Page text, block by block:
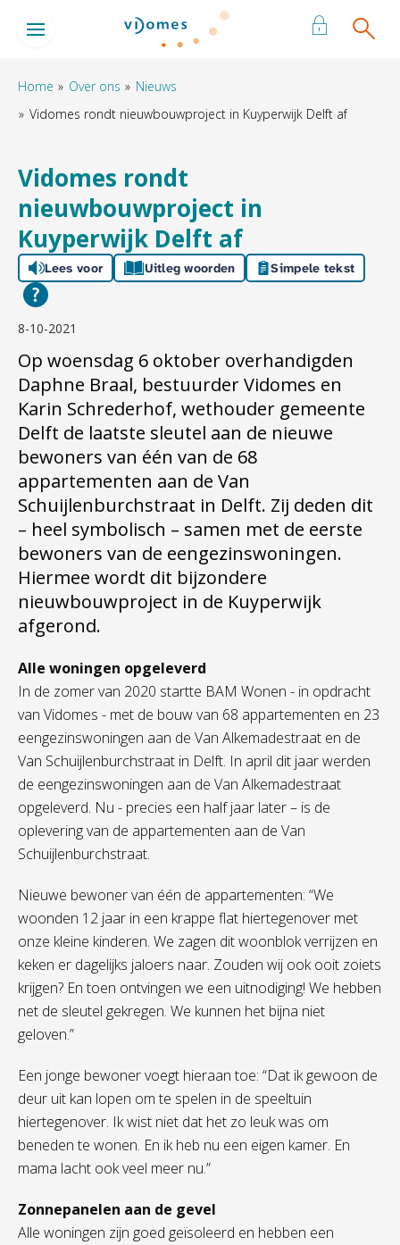
Naar de homepage
Ga naar Hoofd
Home Over ons
Nieuws
Vidomes rondt nieuwbouwproject in Kuyperwijk Delft af
Vidomes rondt
nieuwbouwproject in
Kuyperwijk Delft af
Lees voor Uitleg woorden Simpele tekst
8-10-2021
Op woensdag 6 oktober overhandigden
Daphne Braal, bestuurder Vidomes en
Karin Schrederhof, wethouder gemeente
Delft de laatste sleutel aan de nieuwe
bewoners van één van de 68
appartementen aan de Van
Schuijlenburchstraat in Delft. Zij deden dit
– heel symbolisch – samen met de eerste
bewoners van de eengezinswoningen.
Hiermee wordt dit bijzondere
nieuwbouwproject in de Kuyperwijk
afgerond.
Alle woningen opgeleverd
In de zomer van 2020 startte BAM Wonen - in opdracht
van Vidomes - met de bouw van 68 appartementen en 23
eengezinswoningen aan de Van Alkemadestraat en de
Van Schuijlenburchstraat in Delft. In april dit jaar werden
de eengezinswoningen aan de Van Alkemadestraat
opgeleverd. Nu - precies een half jaar later – is de
oplevering van de appartementen aan de Van
Schuijlenburchstraat.
Nieuwe bewoner van één de appartementen: “We
woonden 12 jaar in een krappe flat hiertegenover met
onze kleine kinderen. We zagen dit woonblok verrijzen en
keken er dagelijks jaloers naar. Zouden wij ook ooit zoiets
krijgen? En toen ontvingen we een uitnodiging! We hebben
net de sleutel gekregen. We kunnen het bijna niet
geloven.”
Een jonge bewoner voegt hieraan toe: “Dat ik gewoon de
deur uit kan lopen om te spelen in de speeltuin
hiertegenover. Ik wist niet dat het zo leuk was om
beneden te wonen. En ik heb nu een eigen kamer. En
mama lacht ook veel meer nu.”
Zonnepanelen aan de gevel
Alle woningen zijn goed geïsoleerd en hebben een